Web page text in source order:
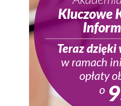
Kluczowe
Teraz dzięki
w ramach
opłaty
o
Mieczysław